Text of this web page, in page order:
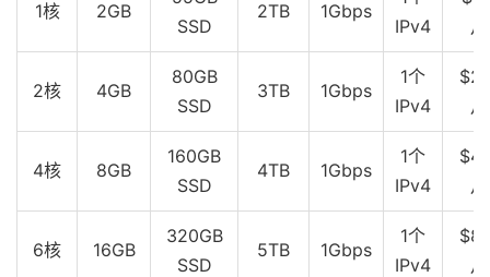
1核 2GB
SSD
2TB 1Gbps
IPv4
月
2核 4GB
80GB
SSD
3TB 1Gbps
1个
IPv4
月
4核 8GB
160GB
SSD
4TB 1Gbps
1个
IPv4
月
6核 16GB
320GB
SSD
5TB 1Gbps
1个
IPv4
月